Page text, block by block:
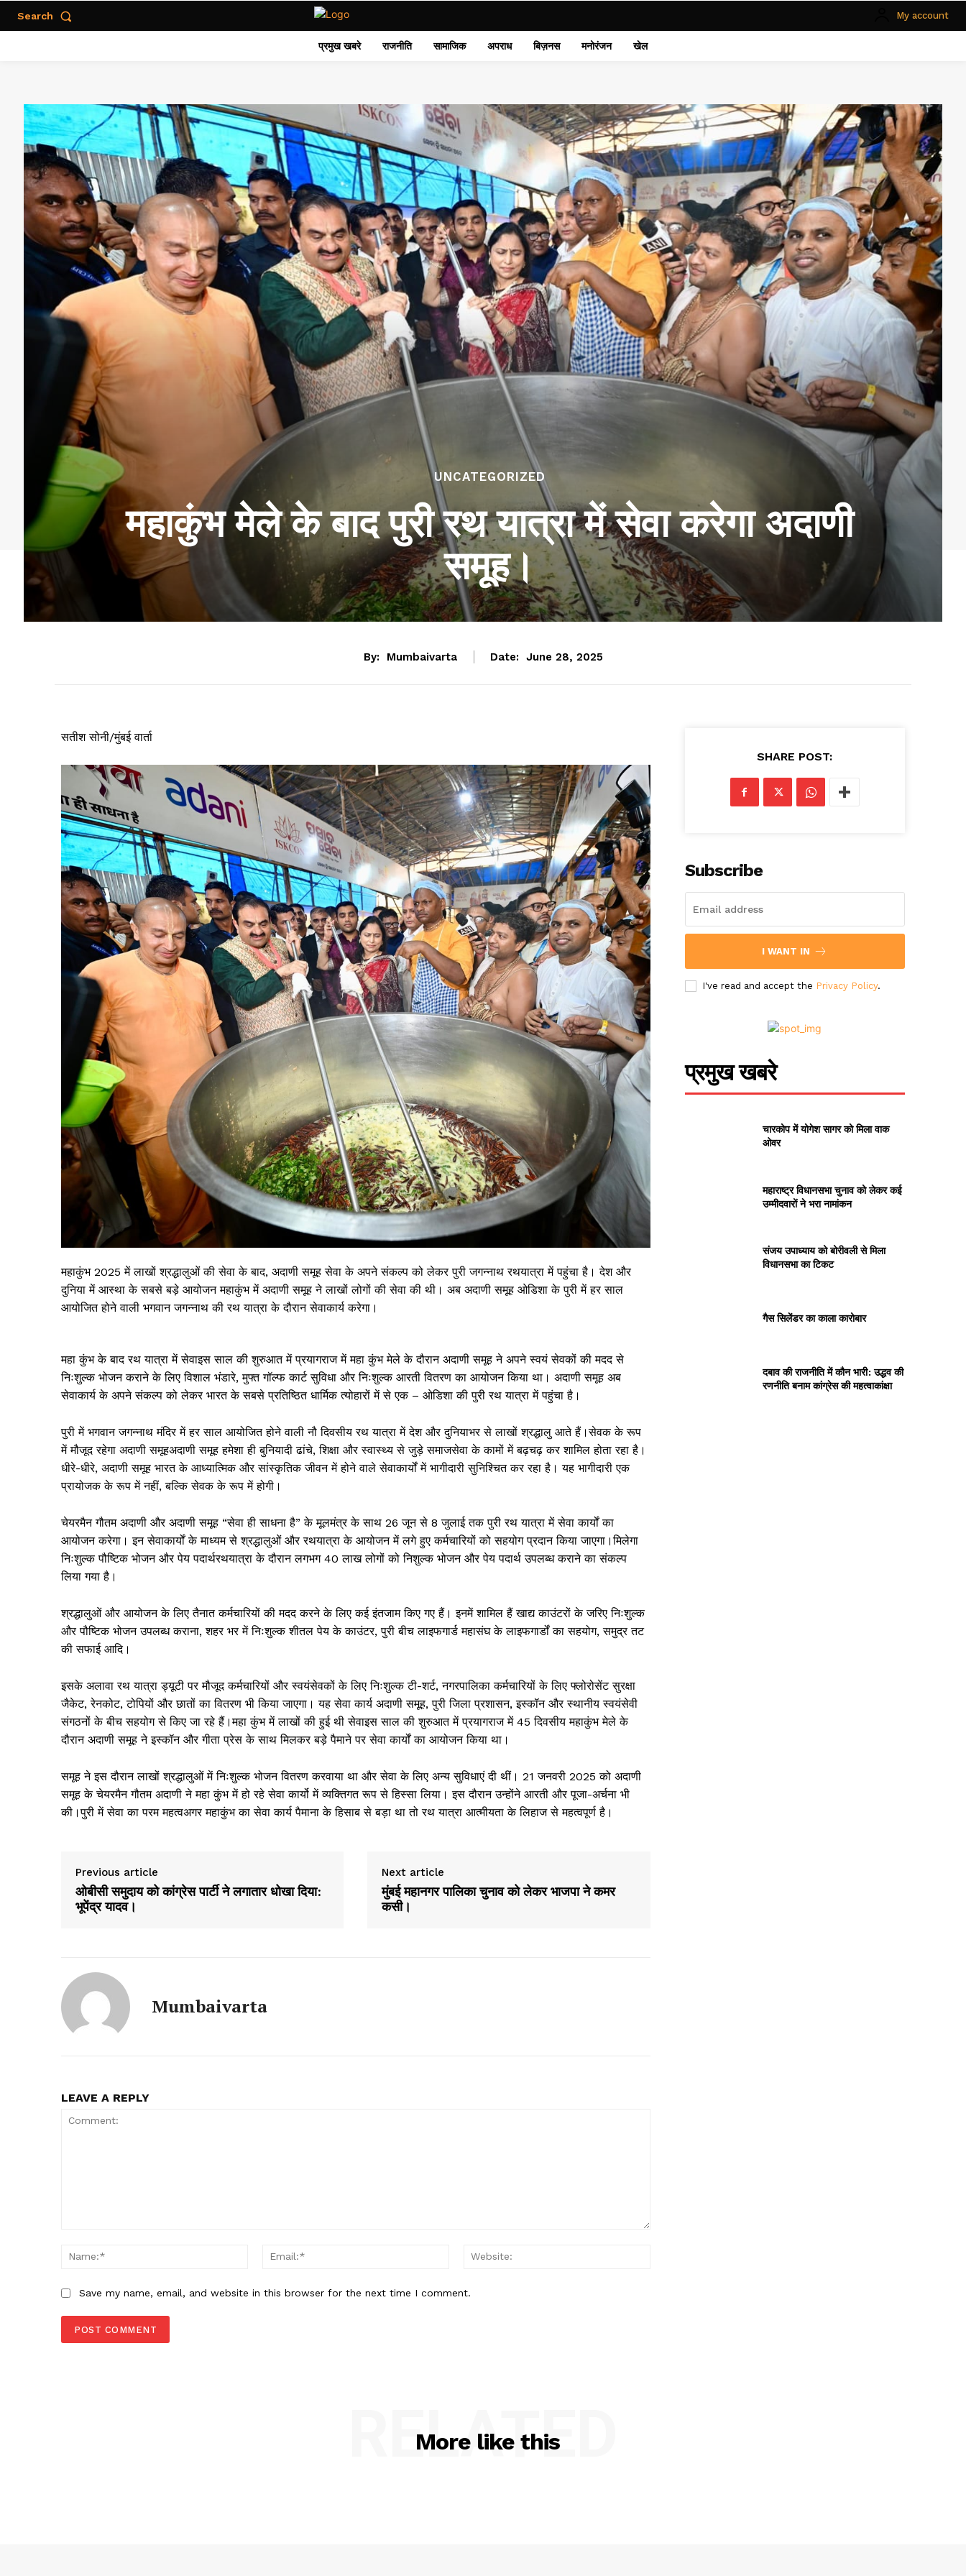
Search My account
प्रमुख खबरे राजनीति सामाजिक अपराध बिज़नस मनोरंजन खेल
UNCATEGORIZED
महाकुंभ मेले के बाद पुरी रथ यात्रा में सेवा करेगा अदाणी
समूह।
By: Mumbaivarta Date: June 28, 2025
सतीश सोनी/मुंबई वार्ता
महाकुंभ 2025 में लाखों श्रद्धालुओं की सेवा के बाद, अदाणी समूह सेवा के अपने संकल्प को लेकर पुरी जगन्नाथ रथयात्रा में पहुंचा है। देश और
दुनिया में आस्था के सबसे बड़े आयोजन महाकुंभ में अदाणी समूह ने लाखों लोगों की सेवा की थी। अब अदाणी समूह ओडिशा के पुरी में हर साल
आयोजित होने वाली भगवान जगन्नाथ की रथ यात्रा के दौरान सेवाकार्य करेगा।
महा कुंभ के बाद रथ यात्रा में सेवाइस साल की शुरुआत में प्रयागराज में महा कुंभ मेले के दौरान अदाणी समूह ने अपने स्वयं सेवकों की मदद से
निःशुल्क भोजन कराने के लिए विशाल भंडारे, मुफ्त गॉल्फ कार्ट सुविधा और निःशुल्क आरती वितरण का आयोजन किया था। अदाणी समूह अब
सेवाकार्य के अपने संकल्प को लेकर भारत के सबसे प्रतिष्ठित धार्मिक त्योहारों में से एक – ओडिशा की पुरी रथ यात्रा में पहुंचा है।
पुरी में भगवान जगन्नाथ मंदिर में हर साल आयोजित होने वाली नौ दिवसीय रथ यात्रा में देश और दुनियाभर से लाखों श्रद्धालु आते हैं।सेवक के रूप
में मौजूद रहेगा अदाणी समूहअदाणी समूह हमेशा ही बुनियादी ढांचे, शिक्षा और स्वास्थ्य से जुड़े समाजसेवा के कामों में बढ़चढ़ कर शामिल होता रहा है।
धीरे-धीरे, अदाणी समूह भारत के आध्यात्मिक और सांस्कृतिक जीवन में होने वाले सेवाकार्यों में भागीदारी सुनिश्चित कर रहा है। यह भागीदारी एक
प्रायोजक के रूप में नहीं, बल्कि सेवक के रूप में होगी।
चेयरमैन गौतम अदाणी और अदाणी समूह “सेवा ही साधना है” के मूलमंत्र के साथ 26 जून से 8 जुलाई तक पुरी रथ यात्रा में सेवा कार्यों का
आयोजन करेगा। इन सेवाकार्यों के माध्यम से श्रद्धालुओं और रथयात्रा के आयोजन में लगे हुए कर्मचारियों को सहयोग प्रदान किया जाएगा।मिलेगा
निःशुल्क पौष्टिक भोजन और पेय पदार्थरथयात्रा के दौरान लगभग 40 लाख लोगों को निशुल्क भोजन और पेय पदार्थ उपलब्ध कराने का संकल्प
लिया गया है।
श्रद्धालुओं और आयोजन के लिए तैनात कर्मचारियों की मदद करने के लिए कई इंतजाम किए गए हैं। इनमें शामिल हैं खाद्य काउंटरों के जरिए निःशुल्क
और पौष्टिक भोजन उपलब्ध कराना, शहर भर में निःशुल्क शीतल पेय के काउंटर, पुरी बीच लाइफगार्ड महासंघ के लाइफगार्डों का सहयोग, समुद्र तट
की सफाई आदि।
इसके अलावा रथ यात्रा ड्यूटी पर मौजूद कर्मचारियों और स्वयंसेवकों के लिए निःशुल्क टी-शर्ट, नगरपालिका कर्मचारियों के लिए फ्लोरोसेंट सुरक्षा
जैकेट, रेनकोट, टोपियों और छातों का वितरण भी किया जाएगा। यह सेवा कार्य अदाणी समूह, पुरी जिला प्रशासन, इस्कॉन और स्थानीय स्वयंसेवी
संगठनों के बीच सहयोग से किए जा रहे हैं।महा कुंभ में लाखों की हुई थी सेवाइस साल की शुरुआत में प्रयागराज में 45 दिवसीय महाकुंभ मेले के
दौरान अदाणी समूह ने इस्कॉन और गीता प्रेस के साथ मिलकर बड़े पैमाने पर सेवा कार्यों का आयोजन किया था।
समूह ने इस दौरान लाखों श्रद्धालुओं में निःशुल्क भोजन वितरण करवाया था और सेवा के लिए अन्य सुविधाएं दी थीं। 21 जनवरी 2025 को अदाणी
समूह के चेयरमैन गौतम अदाणी ने महा कुंभ में हो रहे सेवा कार्यो में व्यक्तिगत रूप से हिस्सा लिया। इस दौरान उन्होंने आरती और पूजा-अर्चना भी
की।पुरी में सेवा का परम महत्वअगर महाकुंभ का सेवा कार्य पैमाना के हिसाब से बड़ा था तो रथ यात्रा आत्मीयता के लिहाज से महत्वपूर्ण है।
Previous article
ओबीसी समुदाय को कांग्रेस पार्टी ने लगातार धोखा दिया:
भूपेंद्र यादव।
Next article
मुंबई महानगर पालिका चुनाव को लेकर भाजपा ने कमर
कसी।
Mumbaivarta
LEAVE A REPLY
Name:*
Email:*
Save my name, email, and website in this browser for the next time I comment.
SHARE POST:
Subscribe
I WANT IN
I've read and accept the Privacy Policy.
प्रमुख खबरे
चारकोप में योगेश सागर को मिला वाक
ओवर
महाराष्ट्र विधानसभा चुनाव को लेकर कई
उम्मीदवारों ने भरा नामांकन
संजय उपाध्याय को बोरीवली से मिला
विधानसभा का टिकट
गैस सिलेंडर का काला कारोबार
दबाव की राजनीति में कौन भारी: उद्धव की
रणनीति बनाम कांग्रेस की महत्वाकांक्षा
More like this
RELATED